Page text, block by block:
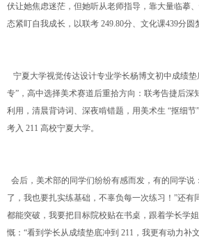
伏让她焦虑迷茫，但她听从老师指导，靠大量临摹
态紧盯自我成长，以联考 249.80分、文化课439分圆
宁夏大学视觉传达设计专业学长杨博文初中成绩
专”，高中选择美术赛道后重拾方向：联考告捷后深
利用，清晨背诗词、深夜啃错题，用美术生 “抠细
考入 211 高校宁夏大学。
会后，美术部的同学们纷纷有感而发，有的同学说
了，我也要扎实练基础，不辜负每一次练习！”还有
都能突破，我要把目标院校贴在书桌，跟着学长学
慨：“看到学长从成绩垫底冲到 211，我更有动力补